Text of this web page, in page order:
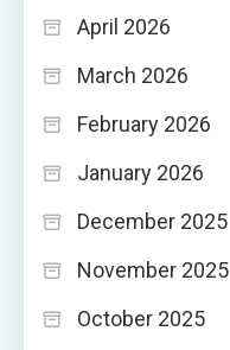
April 2026
March 2026
February 2026
January 2026
December 2025
November 2025
October 2025